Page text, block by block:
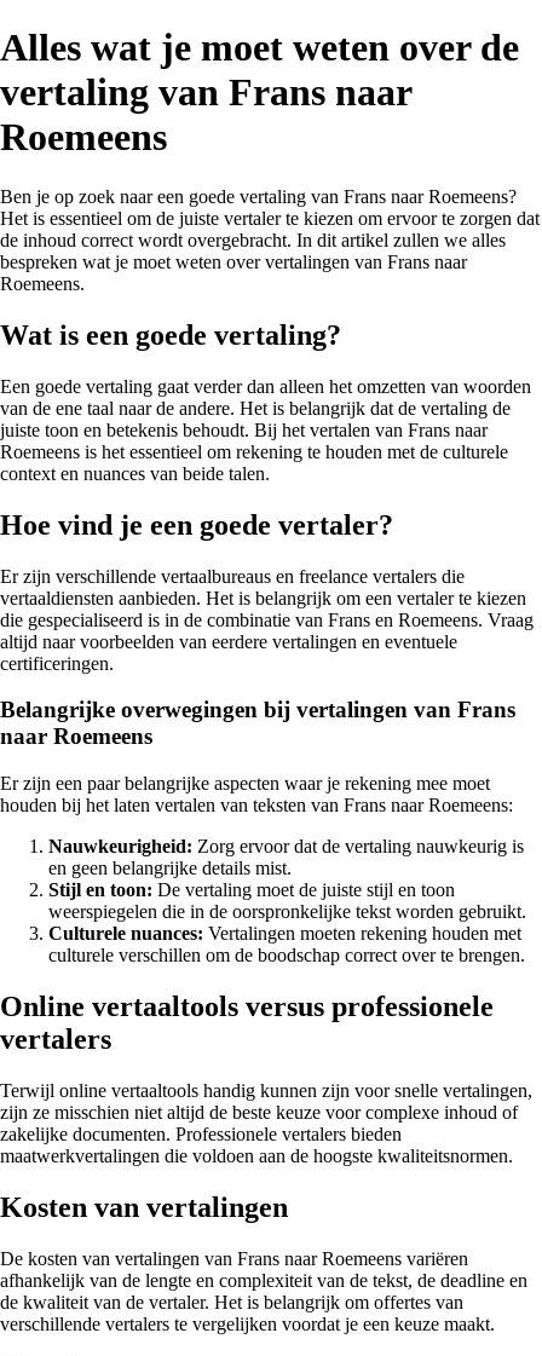
Alles wat je moet weten over de
vertaling van Frans naar
Roemeens
Ben je op zoek naar een goede vertaling van Frans naar Roemeens?
Het is essentieel om de juiste vertaler te kiezen om ervoor te zorgen dat
de inhoud correct wordt overgebracht. In dit artikel zullen we alles
bespreken wat je moet weten over vertalingen van Frans naar
Roemeens.
Wat is een goede vertaling?
Een goede vertaling gaat verder dan alleen het omzetten van woorden
van de ene taal naar de andere. Het is belangrijk dat de vertaling de
juiste toon en betekenis behoudt. Bij het vertalen van Frans naar
Roemeens is het essentieel om rekening te houden met de culturele
context en nuances van beide talen.
Hoe vind je een goede vertaler?
Er zijn verschillende vertaalbureaus en freelance vertalers die
vertaaldiensten aanbieden. Het is belangrijk om een vertaler te kiezen
die gespecialiseerd is in de combinatie van Frans en Roemeens. Vraag
altijd naar voorbeelden van eerdere vertalingen en eventuele
certificeringen.
Belangrijke overwegingen bij vertalingen van Frans
naar Roemeens
Er zijn een paar belangrijke aspecten waar je rekening mee moet
houden bij het laten vertalen van teksten van Frans naar Roemeens:
Nauwkeurigheid: Zorg ervoor dat de vertaling nauwkeurig is
en geen belangrijke details mist.
Stijl en toon: De vertaling moet de juiste stijl en toon
weerspiegelen die in de oorspronkelijke tekst worden gebruikt.
Culturele nuances: Vertalingen moeten rekening houden met
culturele verschillen om de boodschap correct over te brengen.
Online vertaaltools versus professionele
vertalers
Terwijl online vertaaltools handig kunnen zijn voor snelle vertalingen,
zijn ze misschien niet altijd de beste keuze voor complexe inhoud of
zakelijke documenten. Professionele vertalers bieden
maatwerkvertalingen die voldoen aan de hoogste kwaliteitsnormen.
Kosten van vertalingen
De kosten van vertalingen van Frans naar Roemeens variëren
afhankelijk van de lengte en complexiteit van de tekst, de deadline en
de kwaliteit van de vertaler. Het is belangrijk om offertes van
verschillende vertalers te vergelijken voordat je een keuze maakt.